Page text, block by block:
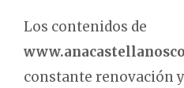
Los contenidos de
constante renovación